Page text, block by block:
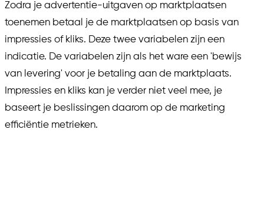
Zodra je advertentie-uitgaven op marktplaatsen
toenemen betaal je de marktplaatsen op basis van
impressies of kliks. Deze twee variabelen zijn een
indicatie. De variabelen zijn als het ware een 'bewijs
van levering' voor je betaling aan de marktplaats.
Impressies en kliks kan je verder niet veel mee, je
baseert je beslissingen daarom op de marketing
efficiëntie metrieken.